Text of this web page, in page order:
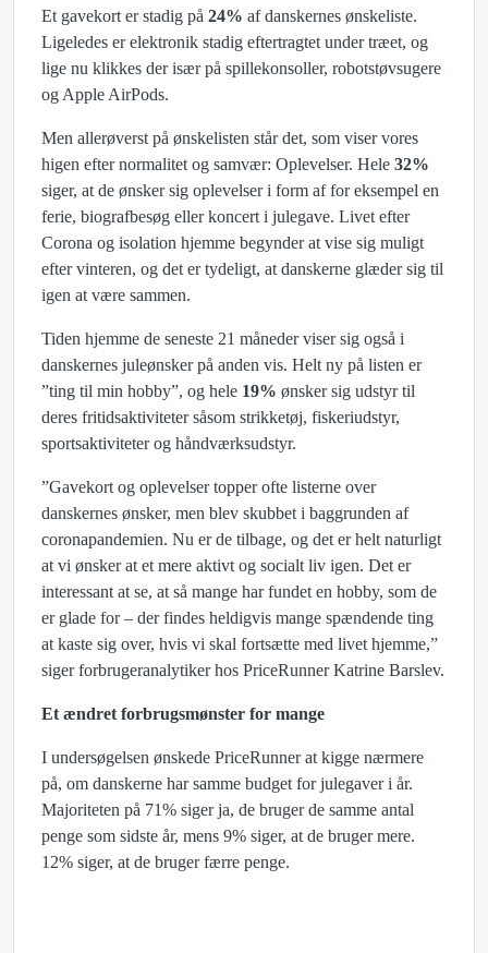
Et gavekort er stadig på 24% af danskernes ønskeliste.
Ligeledes er elektronik stadig eftertragtet under træet, og
lige nu klikkes der især på spillekonsoller, robotstøvsugere
og Apple AirPods.
Men allerøverst på ønskelisten står det, som viser vores
higen efter normalitet og samvær: Oplevelser. Hele 32%
siger, at de ønsker sig oplevelser i form af for eksempel en
ferie, biografbesøg eller koncert i julegave. Livet efter
Corona og isolation hjemme begynder at vise sig muligt
efter vinteren, og det er tydeligt, at danskerne glæder sig til
igen at være sammen.
Tiden hjemme de seneste 21 måneder viser sig også i
danskernes juleønsker på anden vis. Helt ny på listen er
”ting til min hobby”, og hele 19% ønsker sig udstyr til
deres fritidsaktiviteter såsom strikketøj, fiskeriudstyr,
sportsaktiviteter og håndværksudstyr.
”Gavekort og oplevelser topper ofte listerne over
danskernes ønsker, men blev skubbet i baggrunden af
coronapandemien. Nu er de tilbage, og det er helt naturligt
at vi ønsker at et mere aktivt og socialt liv igen. Det er
interessant at se, at så mange har fundet en hobby, som de
er glade for – der findes heldigvis mange spændende ting
at kaste sig over, hvis vi skal fortsætte med livet hjemme,”
siger forbrugeranalytiker hos PriceRunner Katrine Barslev.
Et ændret forbrugsmønster for mange
I undersøgelsen ønskede PriceRunner at kigge nærmere
på, om danskerne har samme budget for julegaver i år.
Majoriteten på 71% siger ja, de bruger de samme antal
penge som sidste år, mens 9% siger, at de bruger mere.
12% siger, at de bruger færre penge.